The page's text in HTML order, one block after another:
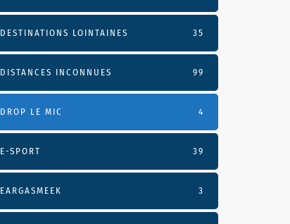
DESTINATIONS LOINTAINES 35
DISTANCES INCONNUES 99
DROP LE MIC 4
E-SPORT 39
EARGASMEEK 3